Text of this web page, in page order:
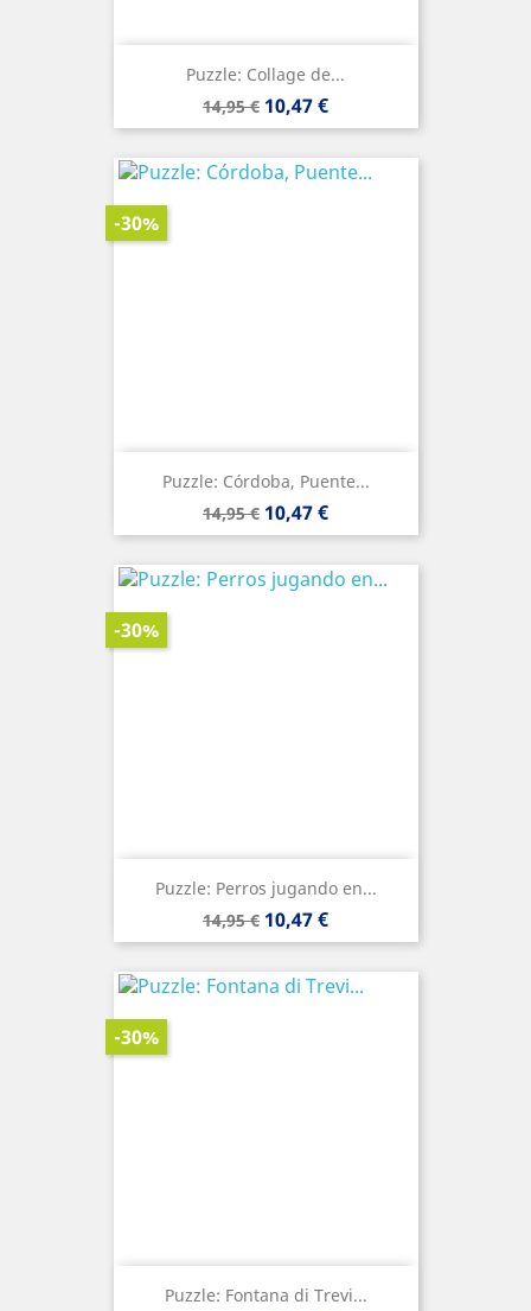
Puzzle: Collage de...
Precio
base
14,95 € Precio
10,47 €
Puzzle: Córdoba, Puente...
Precio
base
14,95 €
-30%
Precio
10,47 €
Puzzle: Perros jugando en...
Precio
base
14,95 €
-30%
Precio
10,47 €
Puzzle: Fontana di Trevi...
-30%